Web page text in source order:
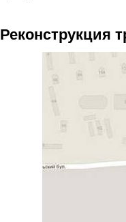
Реконструкция